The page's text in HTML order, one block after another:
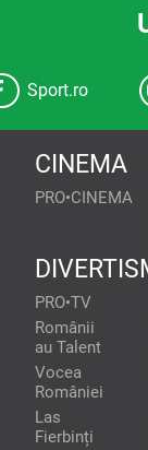
Sport.ro
CINEMA
PRO•CINEMA
PRO•TV
Românii
au Talent
Vocea
României
Las
Fierbinți